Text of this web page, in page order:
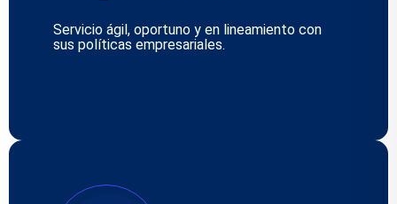
Servicio ágil, oportuno y en lineamiento con
sus políticas empresariales.